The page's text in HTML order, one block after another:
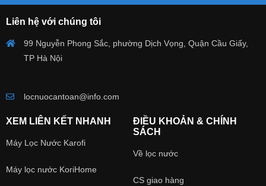
Liên hệ với chúng tôi
99 Nguyễn Phong Sắc, phường Dịch Vọng, Quận Cầu Giấy,
TP Hà Nội
locnuocantoan@info.com
XEM LIÊN KẾT NHANH
Máy Lọc Nước Karofi
Máy lọc nước KoriHome
ĐIỀU KHOẢN & CHÍNH
SÁCH
Về lọc nước
CS giao hàng